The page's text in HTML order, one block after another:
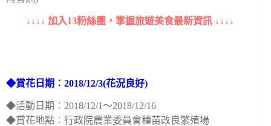
↓↓↓↓ 加入13粉絲團，掌握旅遊美食最新資訊 ↓↓↓↓
◆賞花日期︰2018/12/3(花況良好)
◆活動日期︰2018/12/1～2018/12/16
◆賞花地點︰行政院農業委員會種苗改良繁殖場